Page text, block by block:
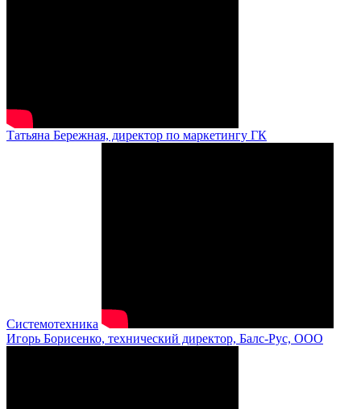
Татьяна Бережная, директор по маркетингу ГК
Системотехника
Игорь Борисенко, технический директор, Балс-Рус, ООО